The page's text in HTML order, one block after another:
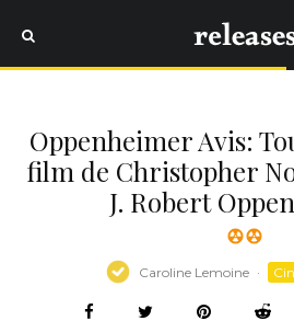
Oppenheimer Avis:
film de Christopher
J. Robert
Caroline Lemoine ·